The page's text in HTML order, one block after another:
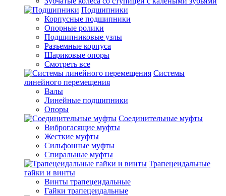
Подшипники
Корпусные подшипники
Опорные ролики
Подшипниковые узлы
Разъемные корпуса
Шариковые опоры
Смотреть все
Системы
линейного перемещения
Валы
Линейные подшипники
Опоры
Соединительные муфты
Виброгасящие муфты
Жесткие муфты
Сильфонные муфты
Спиральные муфты
Трапецеидальные
гайки и винты
Винты трапецеидальные
Гайки трапецеидальные